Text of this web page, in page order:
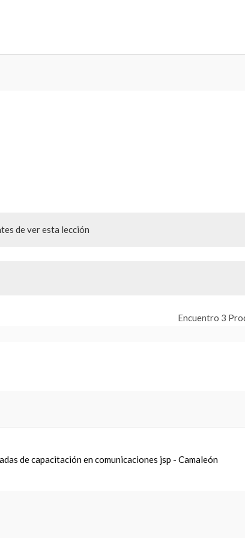
de ver esta lección
Encuentro 3
de capacitación en comunicaciones jsp - Camaleón